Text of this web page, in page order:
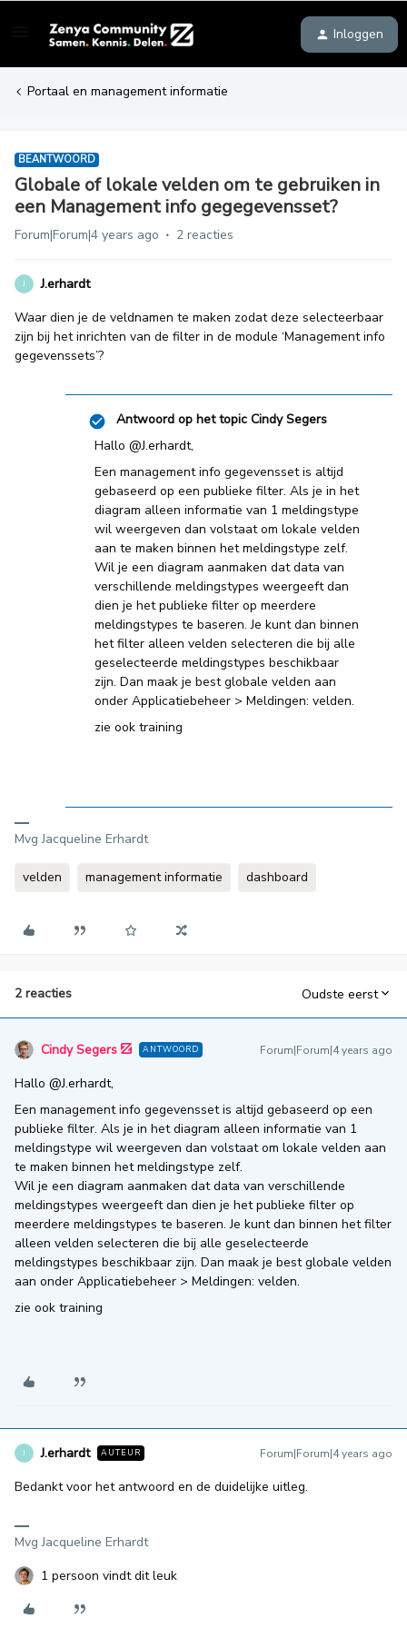
Inloggen
Portaal en management informatie
BEANTWOORD
Globale of lokale velden om te gebruiken in
een Management info gegegevensset?
Forum|Forum|4 years ago 2 reacties
J
J.erhardt
Waar dien je de veldnamen te maken zodat deze selecteerbaar
zijn bij het inrichten van de filter in de module ‘Management info
gegevenssets’?
Antwoord op het topic Cindy Segers
Hallo @J.erhardt,
Een management info gegevensset is altijd
gebaseerd op een publieke filter. Als je in het
diagram alleen informatie van 1 meldingstype
wil weergeven dan volstaat om lokale velden
aan te maken binnen het meldingstype zelf.
Wil je een diagram aanmaken dat data van
verschillende meldingstypes weergeeft dan
dien je het publieke filter op meerdere
meldingstypes te baseren. Je kunt dan binnen
het filter alleen velden selecteren die bij alle
geselecteerde meldingstypes beschikbaar
zijn. Dan maak je best globale velden aan
onder Applicatiebeheer > Meldingen: velden.
zie ook training
Mvg Jacqueline Erhardt
velden management informatie dashboard
2 reacties Oudste eerst
Cindy Segers ANTWOORD Forum|Forum|4 years ago
Hallo @J.erhardt,
Een management info gegevensset is altijd gebaseerd op een
publieke filter. Als je in het diagram alleen informatie van 1
meldingstype wil weergeven dan volstaat om lokale velden aan
te maken binnen het meldingstype zelf.
Wil je een diagram aanmaken dat data van verschillende
meldingstypes weergeeft dan dien je het publieke filter op
meerdere meldingstypes te baseren. Je kunt dan binnen het filter
alleen velden selecteren die bij alle geselecteerde
meldingstypes beschikbaar zijn. Dan maak je best globale velden
aan onder Applicatiebeheer > Meldingen: velden.
zie ook training
J J.erhardt AUTEUR Forum|Forum|4 years ago
Bedankt voor het antwoord en de duidelijke uitleg.
Mvg Jacqueline Erhardt
1 persoon vindt dit leuk